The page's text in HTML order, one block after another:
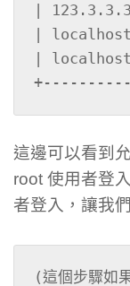
|
|
|
這邊可以看到
root 使用者登
者登入，讓我
(這個步驟如